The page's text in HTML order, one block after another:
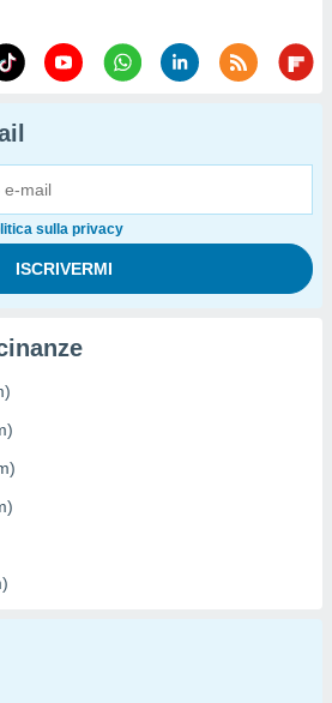
sulla privacy